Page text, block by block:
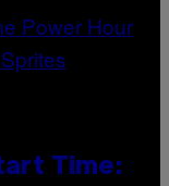
Time: